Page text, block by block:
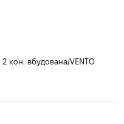
2 кон. вбудована/VENTO